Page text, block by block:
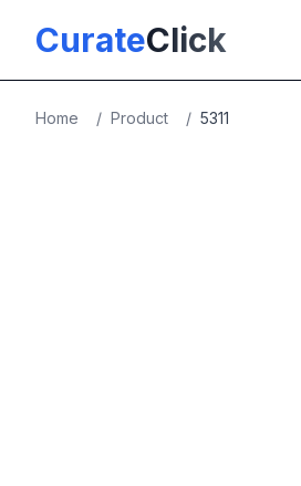
CurateClick
Home / Product / 5311